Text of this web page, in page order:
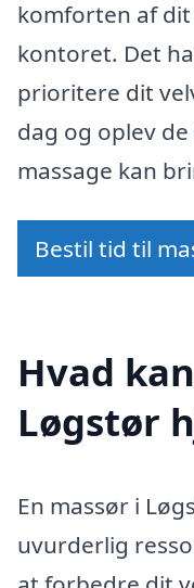
komforten af
kontoret. Det
prioritere dit
dag og oplev
massage kan
Bestil tid til
Hvad
Løgstør
En massør i
uvurderlig